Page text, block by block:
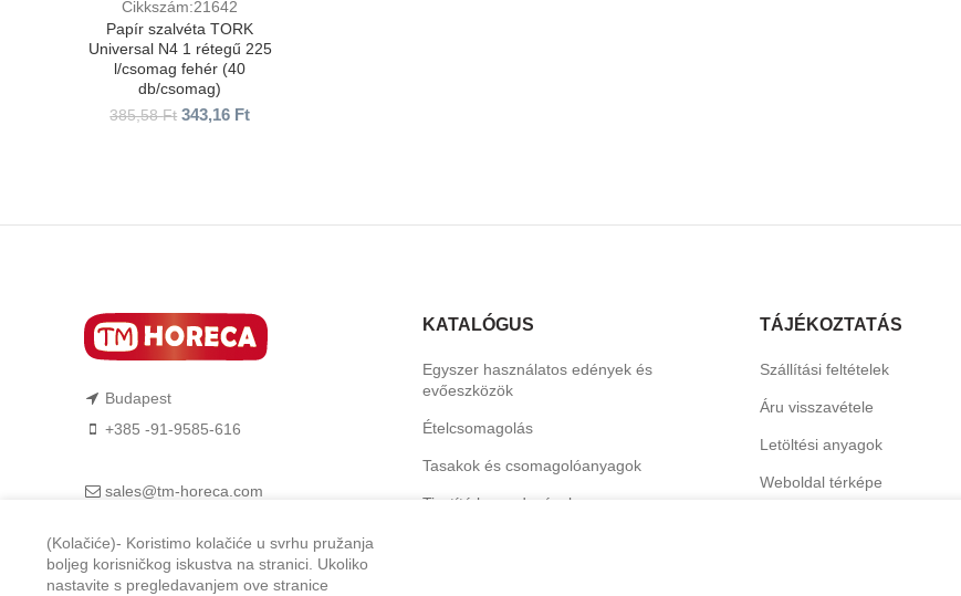
Cikkszám:21642
Papír szalvéta TORK
Universal N4 1 rétegű 225
l/csomag fehér (40
db/csomag)
385,58Ft 343,16 Ft
Budapest
+385 -91-9585-616
sales@tm-horeca.com
KATALÓGUS
Egyszer használatos edények és
evőeszközök
Ételcsomagolás
Tasakok és csomagolóanyagok
Tisztító berendezések
TÁJÉKOZTATÁS
Szállítási feltételek
Áru visszavétele
Letöltési anyagok
Weboldal térképe
(Kolačiće)- Koristimo kolačiće u svrhu pružanja
boljeg korisničkog iskustva na stranici. Ukoliko
nastavite s pregledavanjem ove stranice